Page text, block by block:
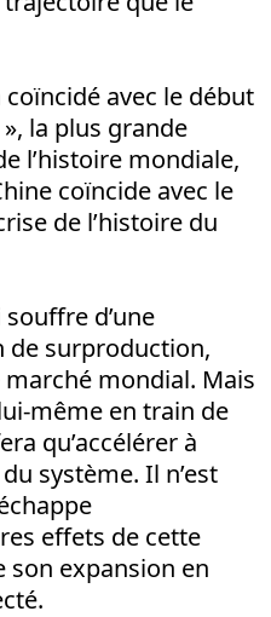
coïncidé avec le début
la plus grande
l’histoire mondiale,
coïncide avec le
de l’histoire du
d’une
de surproduction,
marché mondial. Mais
même en train de
qu’accélérer à
système. Il n’est
effets de cette
son expansion en